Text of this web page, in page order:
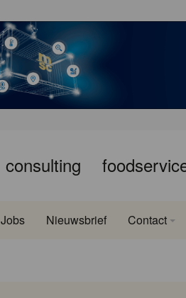
consulting
Jobs Nieuwsbrief Contact